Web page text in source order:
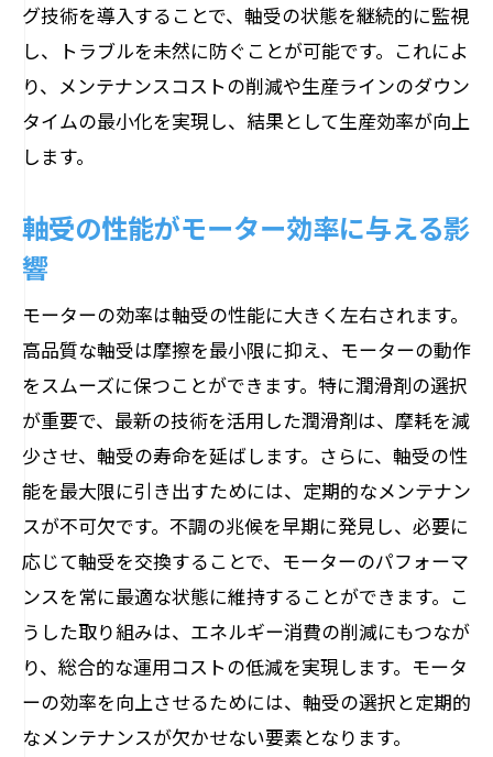
グ技術を導入することで、軸受の状態を継続的に監視
し、トラブルを未然に防ぐことが可能です。これによ
り、メンテナンスコストの削減や生産ラインのダウン
タイムの最小化を実現し、結果として生産効率が向上
します。
軸受の性能がモーター効率に与える影
響
モーターの効率は軸受の性能に大きく左右されます。
高品質な軸受は摩擦を最小限に抑え、モーターの動作
をスムーズに保つことができます。特に潤滑剤の選択
が重要で、最新の技術を活用した潤滑剤は、摩耗を減
少させ、軸受の寿命を延ばします。さらに、軸受の性
能を最大限に引き出すためには、定期的なメンテナン
スが不可欠です。不調の兆候を早期に発見し、必要に
応じて軸受を交換することで、モーターのパフォーマ
ンスを常に最適な状態に維持することができます。こ
うした取り組みは、エネルギー消費の削減にもつなが
り、総合的な運用コストの低減を実現します。モータ
ーの効率を向上させるためには、軸受の選択と定期的
なメンテナンスが欠かせない要素となります。